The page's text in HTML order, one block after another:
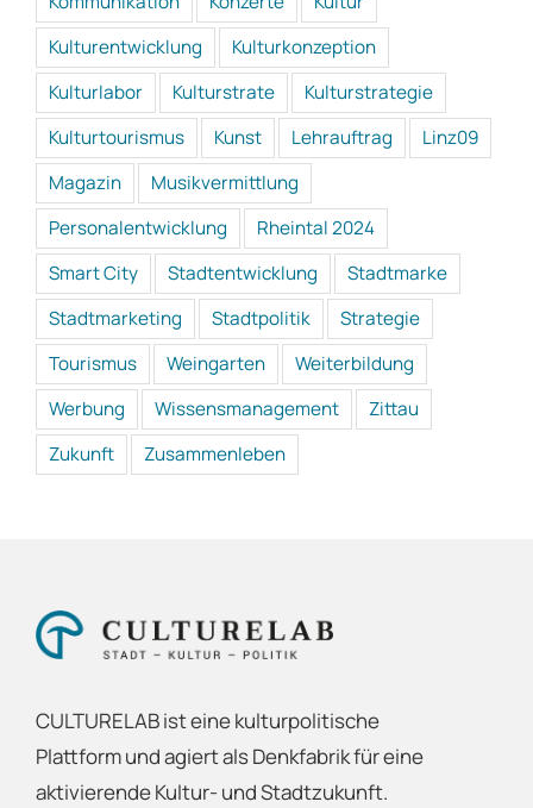
Kulturentwicklung
Kulturkonzeption
Kulturlabor
Kulturstrate
Kulturstrategie
Kulturtourismus
Kunst Lehrauftrag
Linz09
Magazin
Musikvermittlung
Personalentwicklung
Rheintal 2024
Smart City
Stadtentwicklung
Stadtmarke
Stadtmarketing
Stadtpolitik
Strategie
Tourismus
Weingarten
Weiterbildung
Werbung
Wissensmanagement
Zittau
Zukunft
Zusammenleben
CULTURELAB ist eine kulturpolitische
Plattform und agiert als Denkfabrik für eine
aktivierende Kultur- und Stadtzukunft.